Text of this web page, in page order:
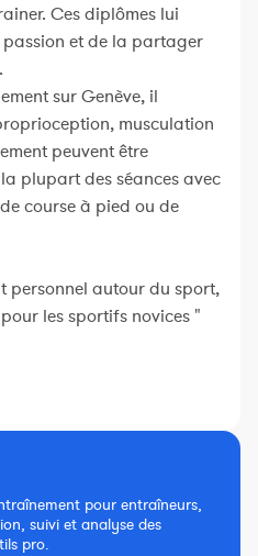
Ces diplômes lui
et de la partager
sur Genève, il
musculation
peuvent être
plupart des séances avec
course à pied ou de
personnel autour du sport,
les sportifs novices "
pour entraîneurs,
suivi et analyse des
pro.